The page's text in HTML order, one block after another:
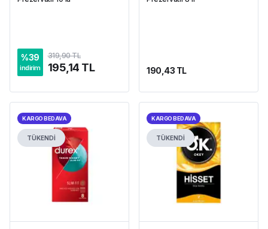
%39
indirim
319,90 TL
195,14 TL 190,43 TL
KARGO BEDAVA
TÜKENDİ
KARGO BEDAVA
TÜKENDİ